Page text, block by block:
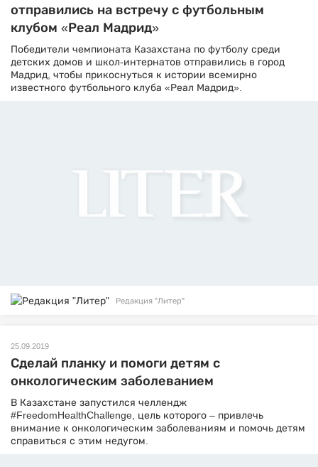
отправились на встречу с футбольным
клубом «Реал Мадрид»
Победители чемпионата Казахстана по футболу среди
детских домов и школ-интернатов отправились в город
Мадрид, чтобы прикоснуться к истории всемирно
известного футбольного клуба «Реал Мадрид».
Редакция "Литер"
25.09.2019
Сделай планку и помоги детям с
онкологическим заболеванием
В Казахстане запустился челлендж
#FreedomHealthChallenge, цель которого – привлечь
внимание к онкологическим заболеваниям и помочь детям
справиться с этим недугом.